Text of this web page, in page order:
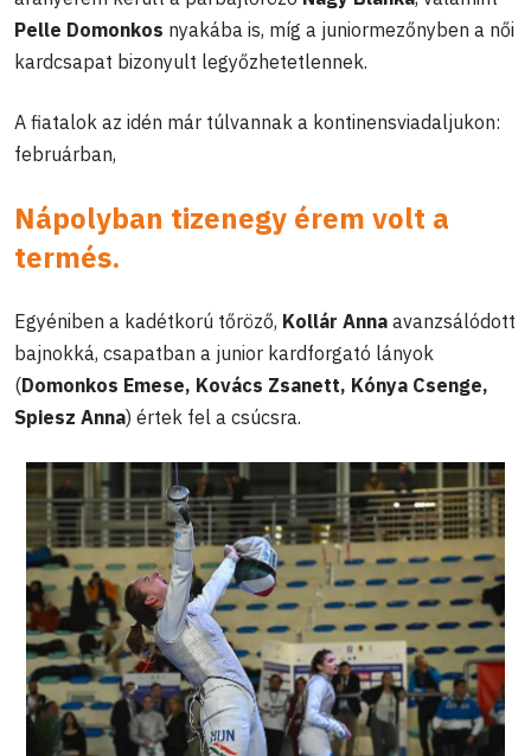
Pelle Domonkos nyakába is, míg a juniormezőnyben a női
kardcsapat bizonyult legyőzhetetlennek.
A fiatalok az idén már túlvannak a kontinensviadaljukon:
februárban,
Nápolyban tizenegy érem volt a
termés.
Egyéniben a kadétkorú tőröző, Kollár Anna avanzsálódott
bajnokká, csapatban a junior kardforgató lányok
(Domonkos Emese, Kovács Zsanett, Kónya Csenge,
Spiesz Anna) értek fel a csúcsra.